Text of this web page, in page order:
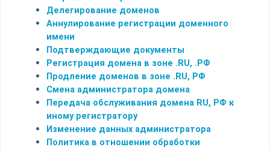
Делегирование доменов
Аннулирование регистрации доменного
имени
Подтверждающие документы
Регистрация домена в зоне .RU, .РФ
Продление доменов в зоне .RU, РФ
Смена администратора домена
Передача обслуживания домена RU, РФ к
иному регистратору
Изменение данных администратора
Политика в отношении обработки